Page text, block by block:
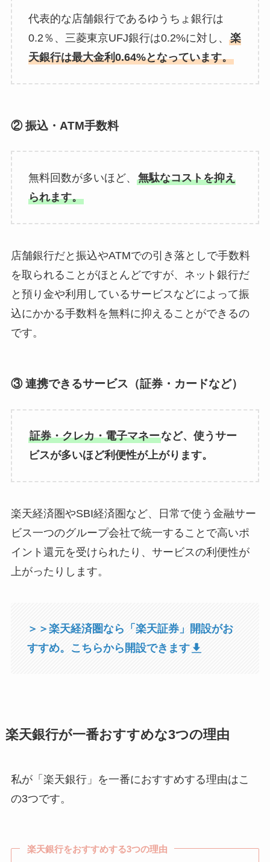
代表的な店舗銀行であるゆうちょ銀行は
0.2％、三菱東京UFJ銀行は0.2%に対し、 楽
天銀行は最大金利0.64%となっています。
② 振込・ATM手数料
無料回数が多いほど、 無駄なコストを抑え
られます。
店舗銀行だと振込やATMでの引き落としで手数料
を取られることがほとんどですが、ネット銀行だ
と預り金や利用しているサービスなどによって振
込にかかる手数料を無料に抑えることができるの
です。
③ 連携できるサービス（証券・カードなど）
証券・クレカ・電子マネーなど、使うサー
ビスが多いほど利便性が上がります。
楽天経済圏やSBI経済圏など、日常で使う金融サー
ビス一つのグループ会社で統一することで高いポ
イント還元を受けられたり、サービスの利便性が
上がったりします。
＞＞楽天経済圏なら「楽天証券」開設がお
すすめ。こちらから開設できます
楽天銀行が一番おすすめな3つの理由
私が「楽天銀行」を一番におすすめする理由はこ
の3つです。
楽天銀行をおすすめする3つの理由